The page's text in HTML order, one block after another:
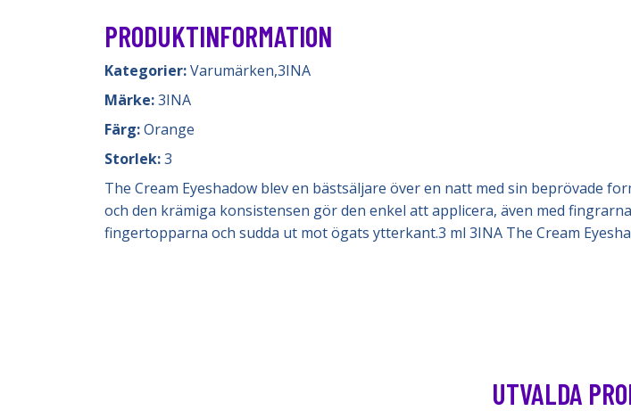
PRODUKTINFORMATION
Kategorier:Varumärken,3INA
Märke:3INA
Färg:Orange
Storlek:3
The Cream Eyeshadow blev en bästsäljare över en natt med sin beprövade
och den krämiga konsistensen gör den enkel att applicera, även med
fingertopparna och sudda ut mot ögats ytterkant.3 ml 3INA The Cream
UTVALDA